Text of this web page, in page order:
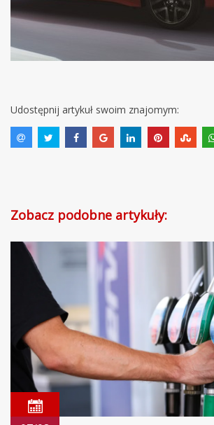
Udostępnij artykuł swoim znajomym:
Zobacz podobne artykuły: